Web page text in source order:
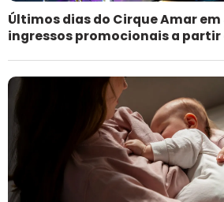
Últimos dias do Cirque Amar
ingressos promocionais a partir